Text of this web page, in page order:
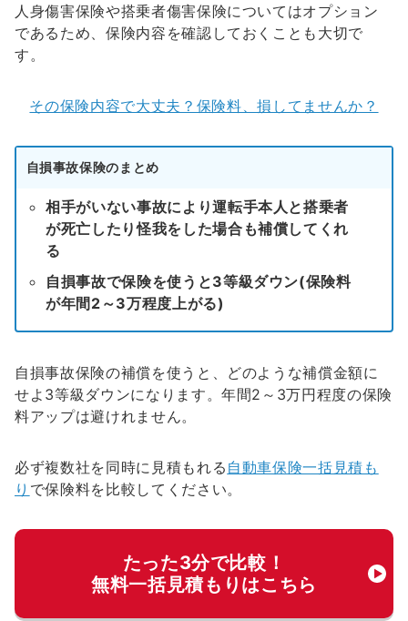
人身傷害保険や搭乗者傷害保険についてはオプション
であるため、保険内容を確認しておくことも大切で
す。
その保険内容で大丈夫？保険料、損してませんか？
自損事故保険のまとめ
相手がいない事故により運転手本人と搭乗者
が死亡したり怪我をした場合も補償してくれ
る
自損事故で保険を使うと3等級ダウン(保険料
が年間2～3万程度上がる)
自損事故保険の補償を使うと、どのような補償金額に
せよ3等級ダウンになります。年間2～3万円程度の保険
料アップは避けれません。
必ず複数社を同時に見積もれる 自動車保険一括見積も
り で保険料を比較してください。
たった3分で比較！
無料一括見積もりはこちら